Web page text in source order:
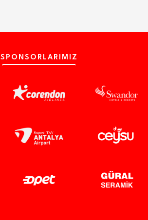
SPONSORLARIMIZ